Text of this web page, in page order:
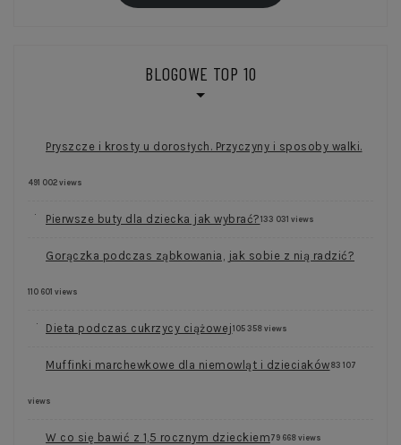
BLOGOWE TOP 10
Pryszcze i krosty u dorosłych. Przyczyny i sposoby walki.
491 002 views
Pierwsze buty dla dziecka jak wybrać? 133 031 views
Gorączka podczas ząbkowania, jak sobie z nią radzić?
110 601 views
Dieta podczas cukrzycy ciążowej 105 358 views
Muffinki marchewkowe dla niemowląt i dzieciaków 83 107
views
W co się bawić z 1,5 rocznym dzieckiem 79 668 views